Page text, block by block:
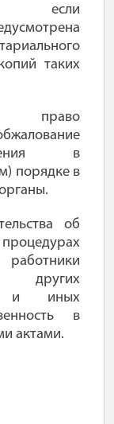
если
таких
право
в
порядке в
об
других
и иных
в
актами.